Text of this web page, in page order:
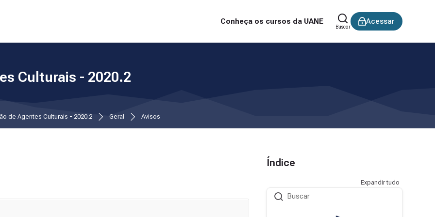
Conheça os cursos da UANE
Buscar
Acessar
Culturais - 2020.2
de Agentes Culturais - 2020.2 Geral Avisos
Índice
Expandir tudo
Buscar